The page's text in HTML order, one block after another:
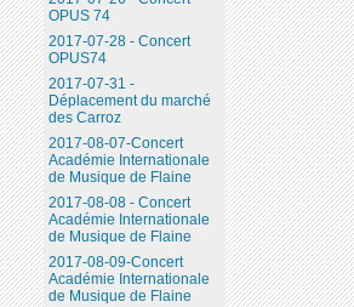
OPUS 74
2017-07-28 - Concert
OPUS74
2017-07-31 -
Déplacement du marché
des Carroz
2017-08-07-Concert
Académie Internationale
de Musique de Flaine
2017-08-08 - Concert
Académie Internationale
de Musique de Flaine
2017-08-09-Concert
Académie Internationale
de Musique de Flaine